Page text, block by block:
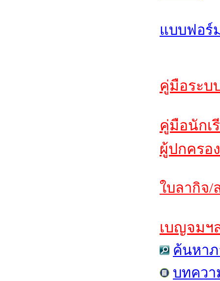
แบบฟอร์
คู่มือระบ
คู่มือนักเ
ผู้ปกครอ
ใบลากิจ/
เบญจมฯ
ค้นหาภ
บทควา